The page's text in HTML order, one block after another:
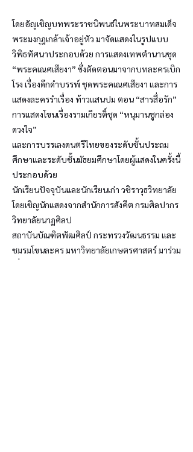
โดยอัญเชิญบทพระราชนิพนธ์ในพระบาทสมเด็จ
พระมงกุฎเกล้าเจ้าอยู่หัว มาจัดแสดงในรูปแบบ
วิพิธทัศนาประกอบด้วย การแสดงเทพตำนานชุด
“พระคเณศเสียงา” ซึ่งตัดตอนมาจากบทละครเบิก
โรง เรื่องดึกดำบรรพ์ ชุดพระคเณศเสียงา และการ
แสดงละครรำเรื่อง ท้าวแสนปม ตอน “สารสื่อรัก”
การแสดงโขนเรื่องรามเกียรติ์ชุด “หนุมานชูกล่อง
ดวงใจ”
และการบรรเลงดนตรีไทยของระดับชั้นประถม
ศึกษาและระดับชั้นมัธยมศึกษาโดยผู้แสดงในครั้งนี้
ประกอบด้วย
นักเรียนปัจจุบันและนักเรียนเก่า วชิราวุธวิทยาลัย
โดยเชิญนักแสดงจากสำนักการสังคีต กรมศิลปากร
วิทยาลัยนาฏศิลป
สถาบันบัณฑิตพัฒศิลป์ กระทรวงวัฒนธรรม และ
ชมรมโขนละคร มหาวิทยาลัยเกษตรศาสตร์ มาร่วม